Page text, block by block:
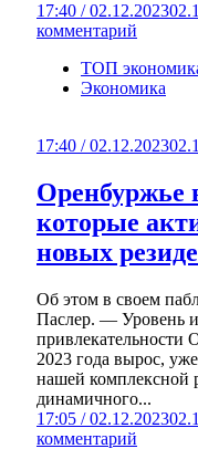
17:40 / 02.12.2023
комментарий
ТОП
Экономика
17:40 / 02.12.2023
Оренбуржье
которые
новых
Об этом в своем
Паслер. — Уровень
привлекательности
2023 года вырос,
нашей комплексной
динамичного...
17:05 / 02.12.2023
комментарий